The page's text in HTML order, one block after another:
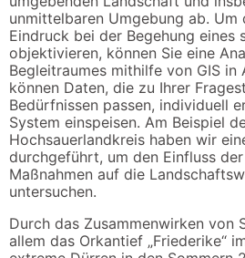
unmittelbaren Umgebung ab. Um
Eindruck bei der Begehung eines
objektivieren, können Sie eine
Begleitraumes mithilfe von GIS in
können Daten, die zu Ihrer
Bedürfnissen passen, individuell
System einspeisen. Am Beispiel
Hochsauerlandkreis haben wir
durchgeführt, um den Einfluss
Maßnahmen auf die
untersuchen.
Durch das Zusammenwirken von
allem das Orkantief „Friederike“